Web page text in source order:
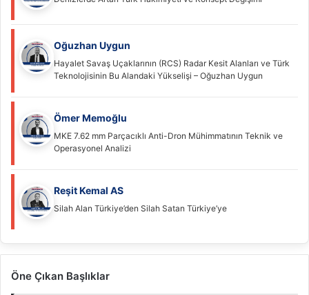
Oğuzhan Uygun
Hayalet Savaş Uçaklarının (RCS) Radar Kesit Alanları ve Türk
Teknolojisinin Bu Alandaki Yükselişi – Oğuzhan Uygun
Ömer Memoğlu
MKE 7.62 mm Parçacıklı Anti-Dron Mühimmatının Teknik ve
Operasyonel Analizi
Reşit Kemal AS
Silah Alan Türkiye’den Silah Satan Türkiye’ye
Öne Çıkan Başlıklar